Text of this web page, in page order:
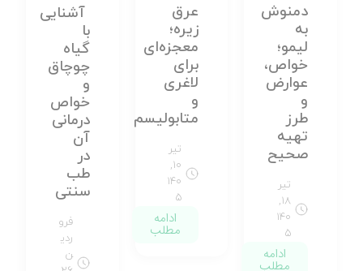
دمنوش
به
لیمو؛
خواص،
عوارض
و
طرز
تهیه
صحیح
تیر
۱۸,
۱۴۰
۵
ادامه
مطلب
عرق
زیره؛
معجزه‌ای
برای
لاغری
و
متابولیسم
تیر
۱۰,
۱۴۰
۵
ادامه
مطلب
آشنایی
با
گیاه
چوچاق
و
خواص
درمانی
آن
در
طب
سنتی
فرو
ردی
ن